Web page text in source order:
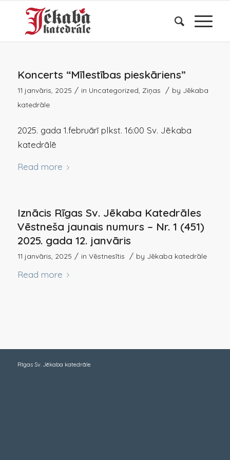
Koncerts “Mīlestības pieskāriens”
11 janvāris, 2025 / in Uncategorized Ziņas / by Jēkaba
katedrāle
2025. gada 1.februārī plkst. 16:00 Sv. Jēkaba
katedrālē
Read more
Iznācis Rīgas Sv. Jēkaba Katedrāles
Vēstneša jaunais numurs – Nr. 1 (451)
2025. gada 12. janvāris
11 janvāris, 2025 / in Vēstnesītis / by Jēkaba katedrāle
Read more
Rīgas Sv. Jēkaba katedrāle